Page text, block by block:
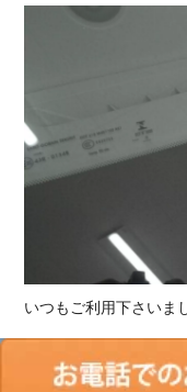
いつもご利用下さいま